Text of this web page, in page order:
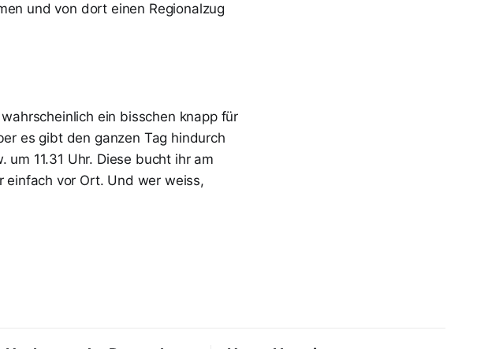
und von dort einen Regionalzug
ein bisschen knapp für
es gibt den ganzen Tag hindurch
11.31 Uhr. Diese bucht ihr am
einfach vor Ort. Und wer weiss,